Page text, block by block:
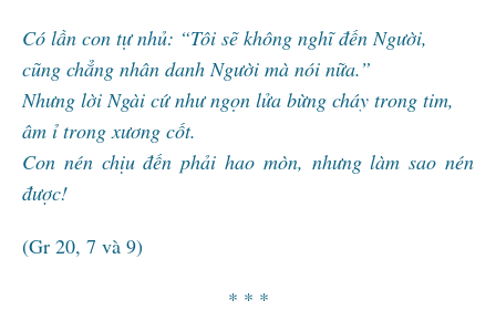
Có lần con tự nhủ: “Tôi sẽ không nghĩ đến Người,
cũng chẳng nhân danh Người mà nói nữa.”
Nhưng lời Ngài cứ như ngọn lửa bừng cháy trong tim,
âm ỉ trong xương cốt.
Con nén chịu đến phải hao mòn, nhưng làm sao nén
được!
(Gr 20, 7 và 9)
* * *